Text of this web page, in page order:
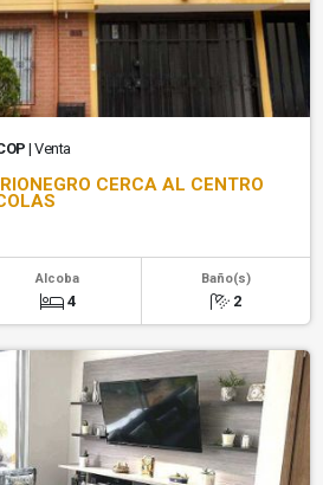
| Venta
CERCA AL CENTRO
Alcoba
4
Baño(s)
2